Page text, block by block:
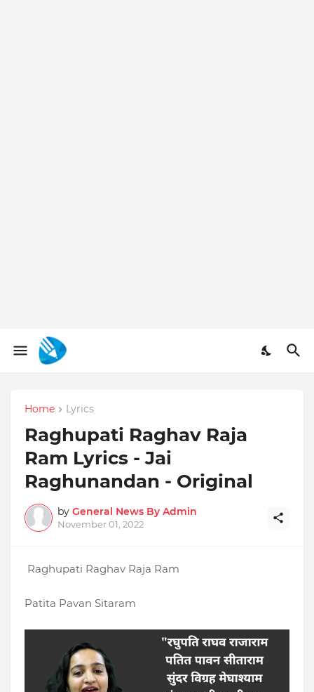
Home Lyrics
Raghupati Raghav Raja
Ram Lyrics - Jai
Raghunandan - Original
by General News By Admin
November 01, 2022
Raghupati Raghav Raja Ram
Patita Pavan Sitaram